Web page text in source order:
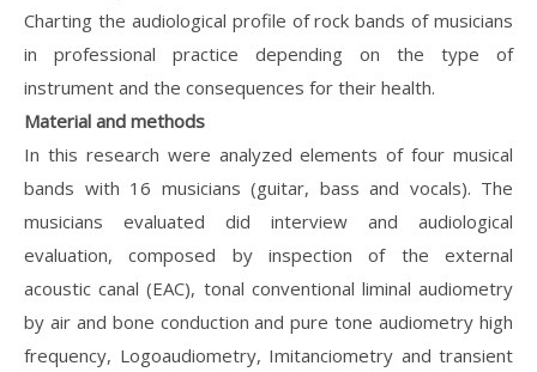
Charting the audiological profile of rock bands of musicians
in professional practice depending on the type of
instrument and the consequences for their health.
Material and methods
In this research were analyzed elements of four musical
bands with 16 musicians (guitar, bass and vocals). The
musicians evaluated did interview and audiological
evaluation, composed by inspection of the external
acoustic canal (EAC), tonal conventional liminal audiometry
by air and bone conduction and pure tone audiometry high
frequency, Logoaudiometry, Imitanciometry and transient